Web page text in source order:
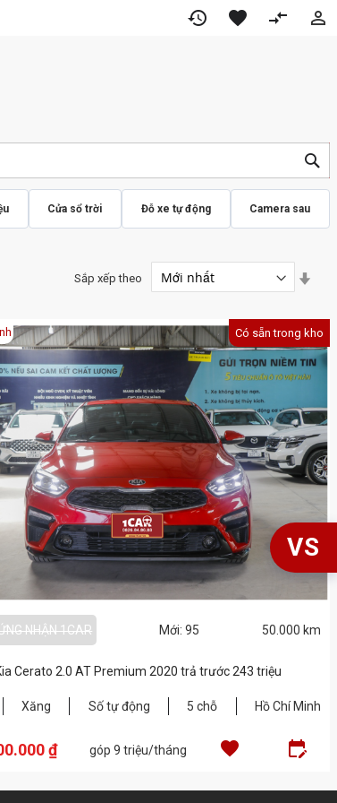
restore favorite compare_arrows
Cửa sổ trời Đỗ xe tự động Camera sau
Sắp xếp theo
dần
Có sẵn trong kho
NHẬN 1CAR Mới: 95 50.000 km
Cerato 2.0 AT Premium 2020 trả trước 243 triệu
Xăng Số tự động 5 chỗ Hồ Chí Minh
₫ góp 9 triệu/tháng favorite
VS